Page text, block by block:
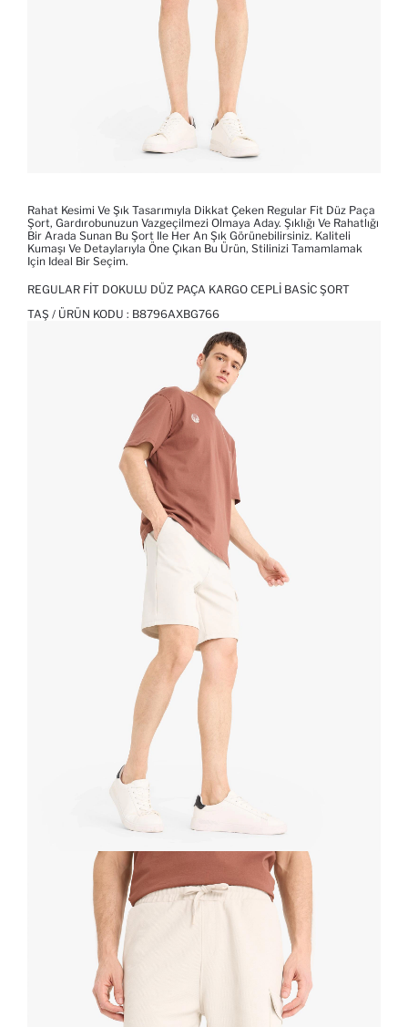
Rahat Kesimi Ve Şık Tasarımıyla Dikkat Çeken Regular Fit Düz Paça
Şort, Gardırobunuzun Vazgeçilmezi Olmaya Aday. Şıklığı Ve Rahatlığı
Bir Arada Sunan Bu Şort Ile Her An Şık Görünebilirsiniz. Kaliteli
Kumaşı Ve Detaylarıyla Öne Çıkan Bu Ürün, Stilinizi Tamamlamak
Için Ideal Bir Seçim.
REGULAR FIT DOKULU DÜZ PAÇA KARGO CEPLI BASIC ŞORT
TAŞ / ÜRÜN KODU : B8796AXBG766